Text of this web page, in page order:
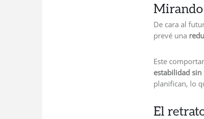
De cara al
prevé una
Este
estabilidad
planifican, lo
El